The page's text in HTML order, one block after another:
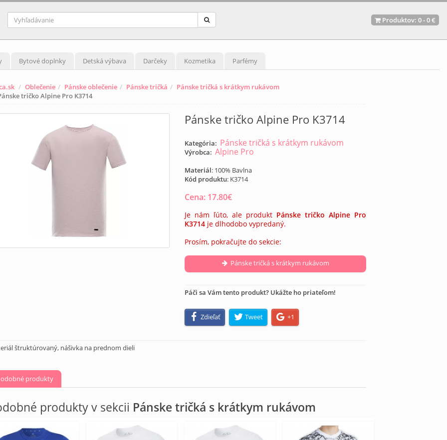
Produktov: 0-0 €
Bytové doplnky Detská výbava Darčeky Kozmetika Parfémy
Oblečenie Pánske oblečenie Pánske tričká
Pánske tričká s krátkym rukávom
tričko Alpine Pro K3714
Pánske tričko Alpine Pro K3714
Kategória: Pánske tričká s krátkym rukávom
Výrobca: Alpine Pro
Materiál: 100% Bavlna
Kód produktu: K3714
Cena: 17.80€
Je nám ľúto, ale produkt Pánske tričko Alpine Pro
K3714 je dlhodobo vypredaný.
Prosím, pokračujte do sekcie:
Pánske tričká s krátkym rukávom
Páči sa Vám tento produkt? Ukážte ho priateľom!
Zdieľať Tweet +1
štruktúrovaný, nášivka na prednom dieli
produkty
produkty v sekcii Pánske tričká s krátkym rukávom